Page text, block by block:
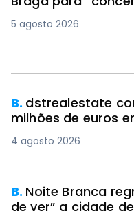
5 agosto 2026
B. dstrealestate
milhões de euros
4 agosto 2026
B. Noite Branca
de ver” a cidade